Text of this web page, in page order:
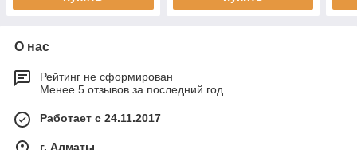
О нас
Рейтинг не сформирован
Менее 5 отзывов за последний год
Работает с 24.11.2017
г. Алматы